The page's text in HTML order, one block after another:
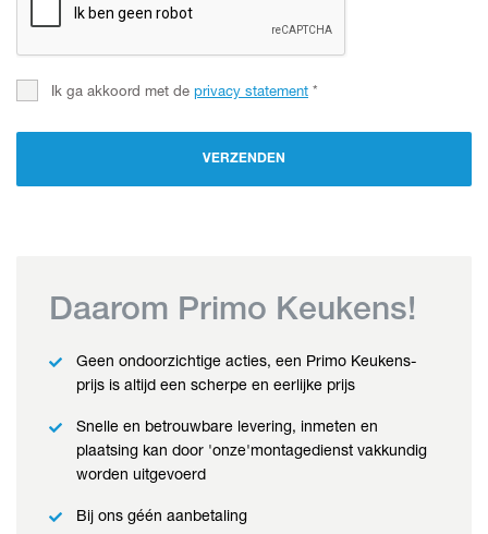
Ik ga akkoord met de privacy statement *
VERZENDEN
Daarom Primo Keukens!
Geen ondoorzichtige acties, een Primo Keukens-
prijs is altijd een scherpe en eerlijke prijs
Snelle en betrouwbare levering, inmeten en
plaatsing kan door 'onze'montagedienst vakkundig
worden uitgevoerd
Bij ons géén aanbetaling